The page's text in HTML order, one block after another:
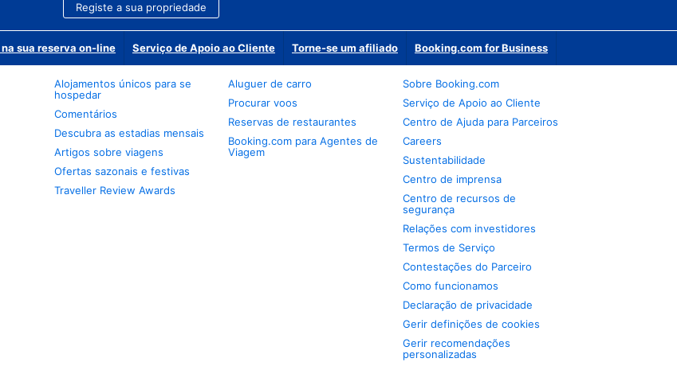
Registe a sua propriedade
sua reserva on-line Serviço de Apoio ao Cliente Torne-se um afiliado Booking.com for Business
Alojamentos únicos para se
hospedar
Comentários
Descubra as estadias mensais
Artigos sobre viagens
Ofertas sazonais e festivas
Traveller Review Awards
Aluguer de carro
Procurar voos
Reservas de restaurantes
Booking.com para Agentes de
Viagem
Sobre Booking.com
Serviço de Apoio ao Cliente
Centro de Ajuda para Parceiros
Careers
Sustentabilidade
Centro de imprensa
Centro de recursos de
segurança
Relações com investidores
Termos de Serviço
Contestações do Parceiro
Como funcionamos
Declaração de privacidade
Gerir definições de cookies
Gerir recomendações
personalizadas